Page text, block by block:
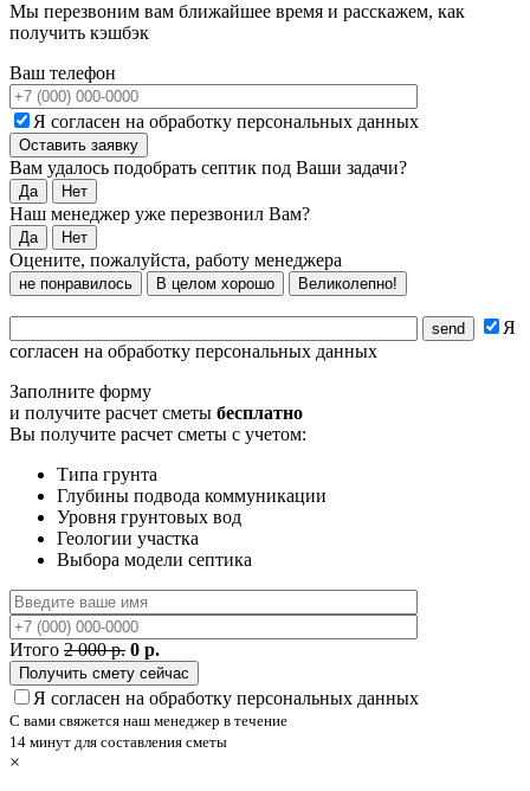
Мы перезвоним вам ближайшее время и расскажем, как
получить кэшбэк
Ваш телефон
Я согласен на обработку персональных данных
Вам удалось подобрать септик под Ваши задачи?
Да Нет
Наш менеджер уже перезвонил Вам?
Да Нет
Оцените, пожалуйста, работу менеджера
не понравилось В целом хорошо Великолепно!
Я
согласен на обработку персональных данных
Заполните форму
и получите расчет сметы бесплатно
Вы получите расчет сметы с учетом:
Типа грунта
Глубины подвода коммуникации
Уровня грунтовых вод
Геологии участка
Выбора модели септика
Итого 2 000 р. 0 р.
Я согласен на обработку персональных данных
С вами свяжется наш менеджер в течение
14 минут для составления сметы
×